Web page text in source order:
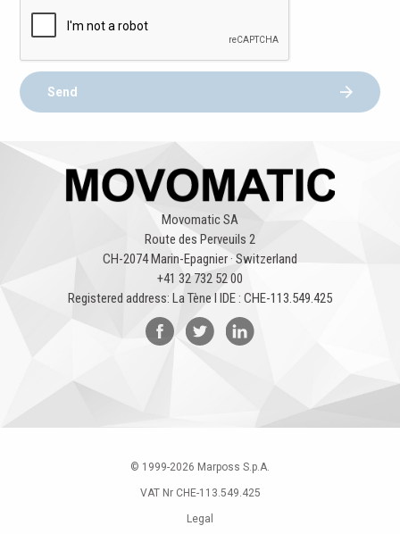
Send
Movomatic SA
Route des Perveuils 2
CH-2074 Marin-Epagnier · Switzerland
+41 32 732 52 00
Registered address: La Tène l IDE : CHE-113.549.425
© 1999-2026 Marposs S.p.A.
VAT Nr CHE-113.549.425
Legal